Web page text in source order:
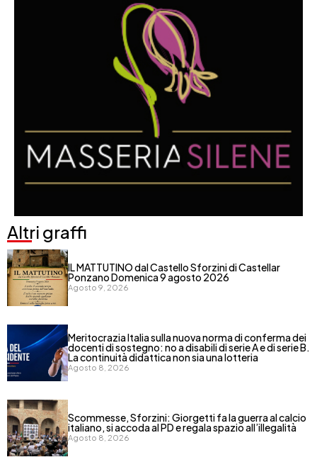
Altri graffi
IL MATTUTINO dal Castello Sforzini di Castellar
Ponzano Domenica 9 agosto 2026
Agosto 9, 2026
Meritocrazia Italia sulla nuova norma di conferma dei
docenti di sostegno: no a disabili di serie A e di serie B.
La continuità didattica non sia una lotteria
Agosto 8, 2026
Scommesse, Sforzini: Giorgetti fa la guerra al calcio
italiano, si accoda al PD e regala spazio all’illegalità
Agosto 8, 2026